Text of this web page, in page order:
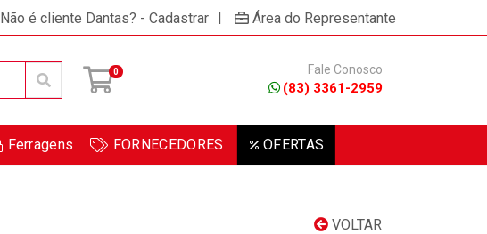
Não é cliente Dantas? - Cadastrar | Área do Representante
0 Fale Conosco
(83) 3361-2959
Ferragens FORNECEDORES OFERTAS
VOLTAR